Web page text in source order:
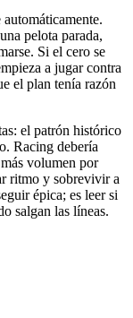
pelota parada,
Si el cero se
a jugar contra
el plan tenía razón
el patrón histórico
Racing debería
volumen por
ritmo y sobrevivir a
épica; es leer si
salgan las líneas.